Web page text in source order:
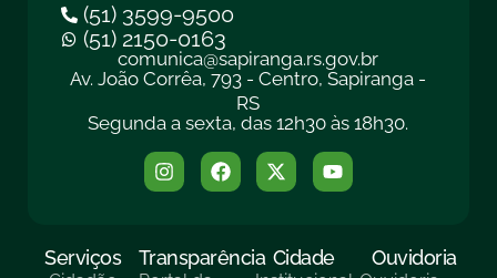
(51) 3599-9500
(51) 2150-0163
comunica@sapiranga.rs.gov.br
Av. João Corrêa, 793 - Centro, Sapiranga -
RS
Segunda a sexta, das 12h30 às 18h30.
Serviços Transparência Cidade Ouvidoria